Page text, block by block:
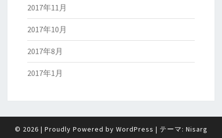
2017年11月
2017年10月
2017年8月
2017年1月
© 2026 | Proudly Powered by WordPress | テーマ: Nisarg